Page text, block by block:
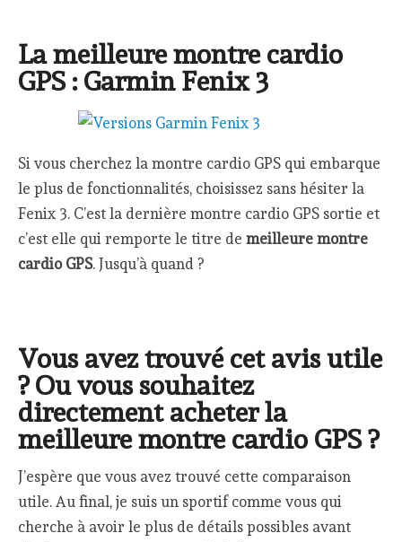
La meilleure montre cardio
GPS : Garmin Fenix 3
Si vous cherchez la montre cardio GPS qui embarque
le plus de fonctionnalités, choisissez sans hésiter la
Fenix 3. C’est la dernière montre cardio GPS sortie et
c’est elle qui remporte le titre demeilleure montre
cardio GPS. Jusqu’à quand ?
Vous avez trouvé cet avis utile
? Ou vous souhaitez
directement acheter la
meilleure montre cardio GPS ?
J’espère que vous avez trouvé cette comparaison
utile. Au final, je suis un sportif comme vous qui
cherche à avoir le plus de détails possibles avant